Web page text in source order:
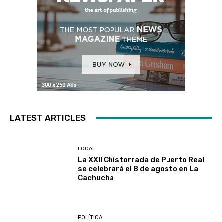
LATEST ARTICLES
LOCAL
La XXII Chistorrada de Puerto Real
se celebrará el 8 de agosto en La
Cachucha
POLÍTICA